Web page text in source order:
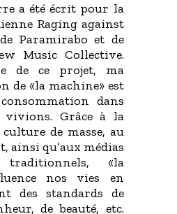
a été écrit pour la
Raging against
Paramirabo et de
Music Collective.
de ce projet, ma
de «la machine» est
dans
vivions. Grâce à la
de masse, au
ainsi qu’aux médias
«la
nos vies en
des standards de
de beauté, etc.